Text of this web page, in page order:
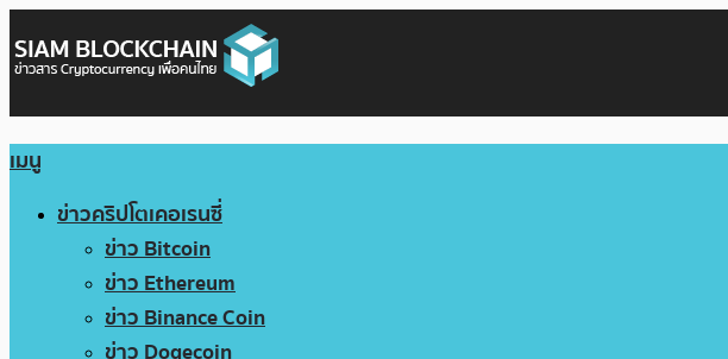
เมนู
ข่าวคริปโตเคอเรนซี่
ข่าว Bitcoin
ข่าว Ethereum
ข่าว Binance Coin